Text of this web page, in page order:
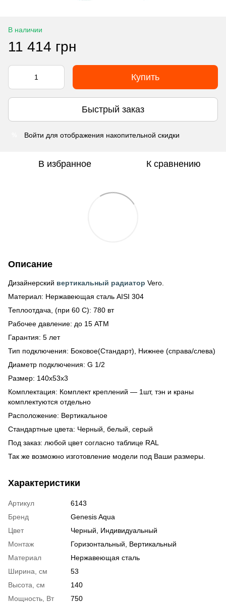
В наличии
11 414 грн
Купить
Быстрый заказ
Войти для отображения накопительной скидки
В избранное К сравнению
Описание
Дизайнерский вертикальный радиатор Vero.
Материал: Нержавеющая сталь AISI 304
Теплоотдача, (при 60 С): 780 вт
Рабочее давление: до 15 АТМ
Гарантия: 5 лет
Тип подключения: Боковое(Стандарт), Нижнее (справа/слева)
Диаметр подключения: G 1/2
Размер: 140x53x3
Комплектация: Комплект креплений — 1шт, тэн и краны
комплектуются отдельно
Расположение: Вертикальное
Стандартные цвета: Черный, белый, серый
Под заказ: любой цвет согласно таблице RAL
Так же возможно изготовление модели под Ваши размеры.
Характеристики
Артикул
6143
Бренд
Genesis Aqua
Цвет
Черный, Индивидуальный
Монтаж
Горизонтальный, Вертикальный
Материал
Нержавеющая сталь
Ширина, см
53
Высота, см
140
Мощность, Вт
750